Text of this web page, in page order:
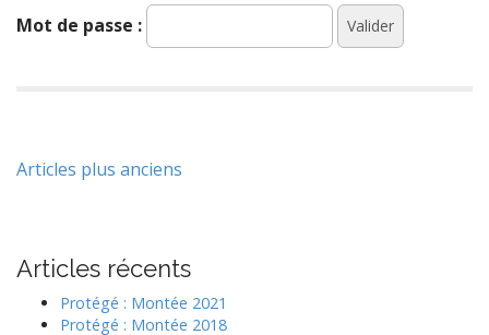
Mot de passe :
Navigation
Articles plus anciens
Articles récents
Protégé : Montée 2021
Protégé : Montée 2018